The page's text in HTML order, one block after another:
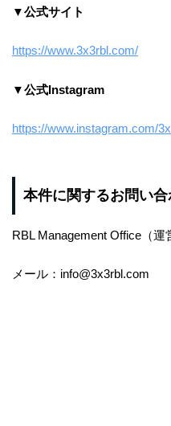
▼公式サイト
https://www.3x3rbl.com/
▼公式Instagram
https://www.instagram.com/
本件に関するお問い
RBL Management Office（運
メール：info@3x3rbl.com